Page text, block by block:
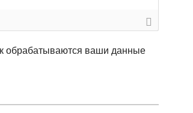
обрабатываются ваши данные